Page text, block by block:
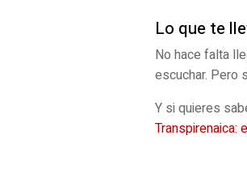
Lo que te
No hace falta
escuchar. Pero
Y si quieres
Transpirenaica: